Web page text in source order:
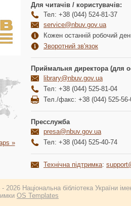
»
Для читачів / користувачів:
Тел: +38 (044) 524-81-37
service@nbuv.gov.ua
Кожен останній робочий
Зворотний зв'язок
Приймальня директора (для
library@nbuv.gov.ua
Тел: +38 (044) 525-81-04
Тел./факс: +38 (044) 525-56-
Пресслужба
presa@nbuv.gov.ua
Тел: +38 (044) 525-40-74
Технічна підтримка:
Національна бібліотека України
OS Templates